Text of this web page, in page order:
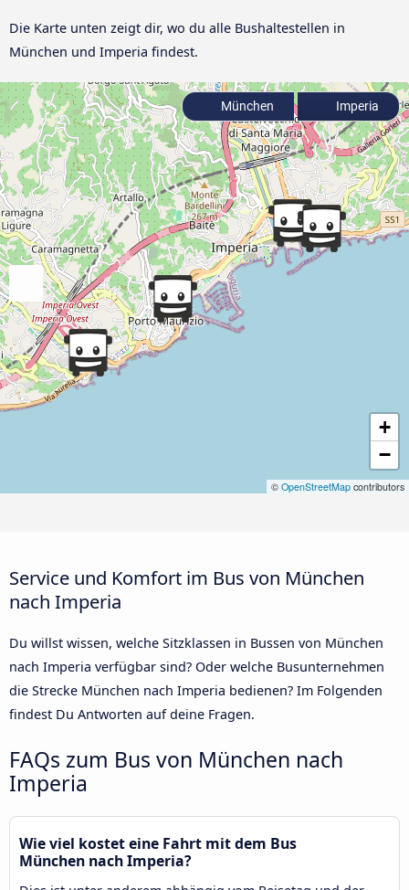
Die Karte unten zeigt dir, wo du alle Bushaltestellen in
München und Imperia findest.
+
−
© OpenStreetMap contributors
München Imperia
Service und Komfort im Bus von München
nach Imperia
Du willst wissen, welche Sitzklassen in Bussen von München
nach Imperia verfügbar sind? Oder welche Busunternehmen
die Strecke München nach Imperia bedienen? Im Folgenden
findest Du Antworten auf deine Fragen.
FAQs zum Bus von München nach
Imperia
Wie viel kostet eine Fahrt mit dem Bus
München nach Imperia?